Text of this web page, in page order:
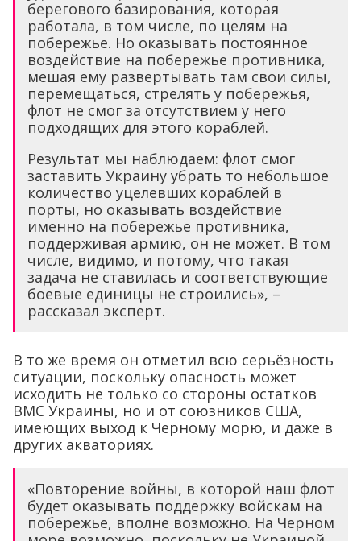
берегового базирования, которая
работала, в том числе, по целям на
побережье. Но оказывать постоянное
воздействие на побережье противника,
мешая ему развертывать там свои силы,
перемещаться, стрелять у побережья,
флот не смог за отсутствием у него
подходящих для этого кораблей.
Результат мы наблюдаем: флот смог
заставить Украину убрать то небольшое
количество уцелевших кораблей в
порты, но оказывать воздействие
именно на побережье противника,
поддерживая армию, он не может. В том
числе, видимо, и потому, что такая
задача не ставилась и соответствующие
боевые единицы не строились», –
рассказал эксперт.
В то же время он отметил всю серьёзность
ситуации, поскольку опасность может
исходить не только со стороны остатков
ВМС Украины, но и от союзников США,
имеющих выход к Черному морю, и даже в
других акваториях.
«Повторение войны, в которой наш флот
будет оказывать поддержку войскам на
побережье, вполне возможно. На Черном